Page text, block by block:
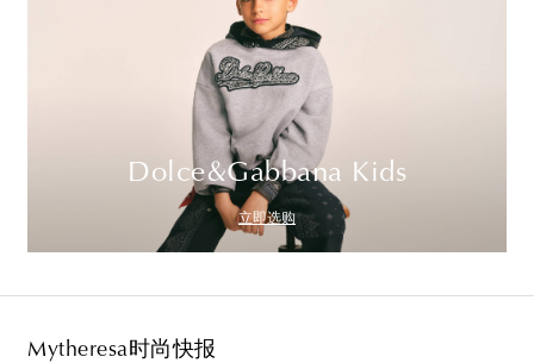
Dolce&Gabbana Kids
立即选购
Mytheresa时尚快报